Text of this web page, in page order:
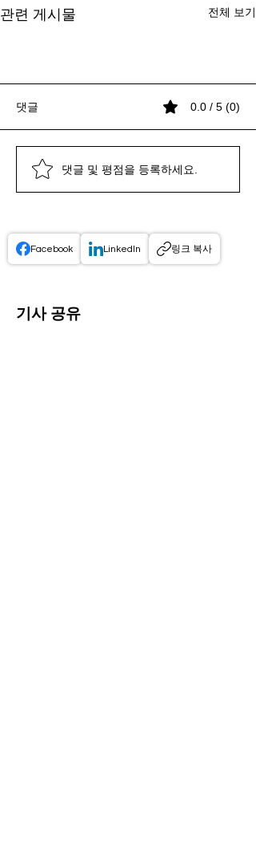
관련 게시물 전체 보기
프로엠알 서비스 특징: 구
성과 장점 완벽 분석
프로엠알 데모 체험: 쉽고
빠른 데모 신청 방법 안내
CSO 정산 투명성 강화,
2026년 법인의 대응 전략
프로엠알 서비스 특징: 구
성과 장점 완벽 분석
프로엠알 데모 체험: 쉽고
빠른 데모 신청 방법 안내
CSO 정산 투명성 강화,
2026년 법인의 대응 전략
프로엠알 서비스 특징: 구
성과 장점 완벽 분석
댓글 0.0 / 5 (0)
댓글 및 평점을 등록하세요.
Facebook LinkedIn 링크 복사
기사 공유